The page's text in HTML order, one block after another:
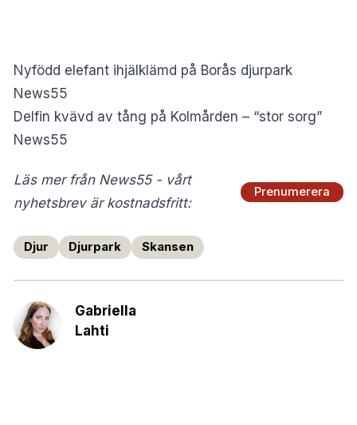
Nyfödd elefant ihjälklämd på Borås djurpark
News55
Delfin kvävd av tång på Kolmården – “stor sorg”
News55
Läs mer från News55 - vårt
nyhetsbrev är kostnadsfritt:
Prenumerera
Djur Djurpark Skansen
Gabriella
Lahti